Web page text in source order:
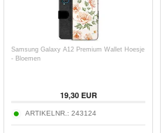
Samsung Galaxy A12 Premium Wallet Hoesje
- Bloemen
19,30EUR
ARTIKELNR.: 243124